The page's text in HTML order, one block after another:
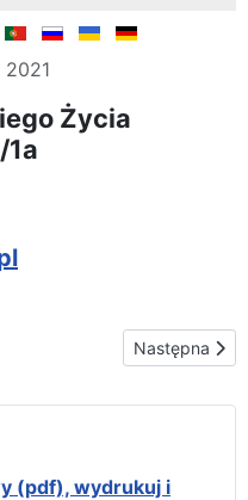
Życia
1a
Następna
Następna
(pdf), wydrukuj i